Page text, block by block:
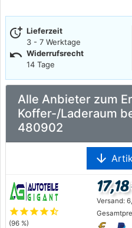
more_time Lieferzeit
3 - 7 Werktage
undo Widerrufsrecht
14 Tage
Alle Anbieter zum
Koffer-/Laderaum
480902
arrow_downward
starstarstarstarstar_half
(96 %)
Versand: